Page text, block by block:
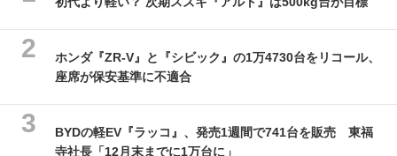
ホンダ『ZR-V』と『シビック』の1万4730台をリコール、
座席が保安基準に不適合
BYDの軽EV『ラッコ』、発売1週間で741台を販売 東福
寺社長「12月末までに1万台に」